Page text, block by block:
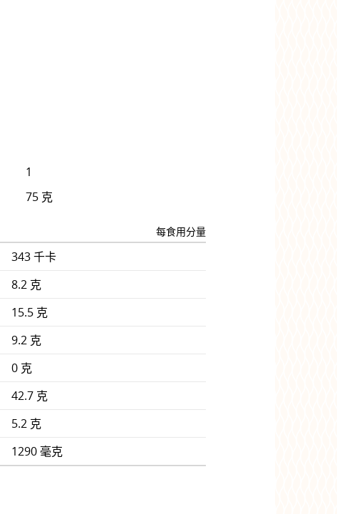
1
75 克
每食用分量
343 千卡
8.2 克
15.5 克
9.2 克
0 克
42.7 克
5.2 克
1290 毫克